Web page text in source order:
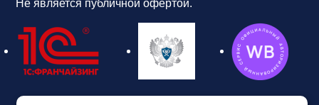
Не является публичной офертой.